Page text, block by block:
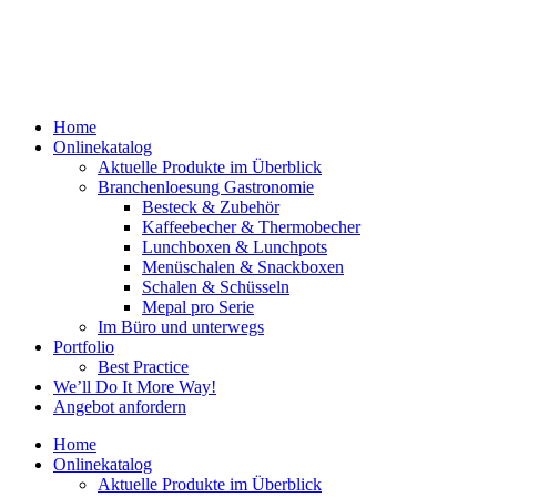
Home
Onlinekatalog
Aktuelle Produkte im Überblick
Branchenloesung Gastronomie
Besteck & Zubehör
Kaffeebecher & Thermobecher
Lunchboxen & Lunchpots
Menüschalen & Snackboxen
Schalen & Schüsseln
Mepal pro Serie
Im Büro und unterwegs
Portfolio
Best Practice
We’ll Do It More Way!
Angebot anfordern
Home
Onlinekatalog
Aktuelle Produkte im Überblick